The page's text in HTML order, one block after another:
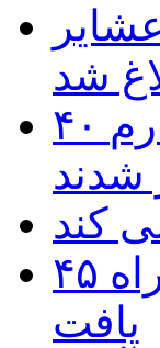
عشایر
شد
۴۰ روستای شهرستان گِرمی از اینترنت نسل چهارم
شدند
۴۵ اثر هنرمندان اردبیلی به غربالگری جشنواره فیروزه راه
یافت